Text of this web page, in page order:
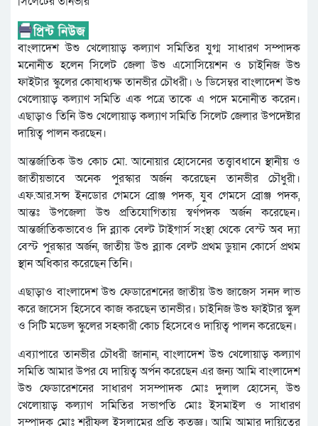
বাংলাদেশ উশু খেলোয়াড় কল্যাণ সমিতির যুগ্ম সাধারণ সম্পাদক
মনোনীত হলেন সিলেট জেলা উশু এসোসিয়েশন ও চাইনিজ উশু
ফাইটার স্কুলের কোষাধ্যক্ষ তানভীর চৌধরী। ৬ ডিসেম্বর বাংলাদেশ উশু
খেলোয়াড় কল্যাণ সমিতি এক পত্রে তাকে এ পদে মনোনীত করেন।
এছাড়াও তিনি উশু খেলোয়াড় কল্যাণ সমিতি সিলেট জেলার উপদেষ্টার
দায়িত্ব পালন করছেন।
আন্তর্জাতিক উশু কোচ মো. আনোয়ার হোসেনের তত্ত্বাবধানে স্থানীয় ও
জাতীয়ভাবে অনেক পুরস্কার অর্জন করেছেন তানভীর চৌধুরী।
এফ.আর.সন্স ইনডোর গেমসে ব্রোঞ্জ পদক, যুব গেমসে ব্রোঞ্জ পদক,
আন্তঃ উপজেলা উশু প্রতিযোগিতায় স্বর্ণপদক অর্জন করেছেন।
আন্তর্জাতিকভাবেও দি ব্ল্যাক বেল্ট টাইগার্স সংস্থা থেকে বেস্ট অব দ্যা
বেস্ট পুরস্কার অর্জন, জাতীয় উশু ব্ল্যাক বেল্ট প্রথম ডুয়ান কোর্সে প্রথম
স্থান অধিকার করেছেন তিনি।
এছাড়াও বাংলাদেশ উশু ফেডারেশনের জাতীয় উশু জাজেস সনদ লাভ
করে জাসেস হিসেবে কাজ করছেন তানভীর। চাইনিজ উশু ফাইটার স্কুল
ও সিটি মডেল স্কুলের সহকারী কোচ হিসেবেও দায়িত্ব পালন করেছেন।
এব্যাপারে তানভীর চৌধরী জানান, বাংলাদেশ উশু খেলোয়াড় কল্যাণ
সমিতি আমার উপর যে দায়িত্ব অর্পন করেছেন এর জন্য আমি বাংলাদেশ
উশু ফেডারেশনের সাধারণ সসম্পাদক মোঃ দুলাল হোসেন, উশু
খেলোয়াড় কল্যাণ সমিতির সভাপতি মোঃ ইসমাইল ও সাধারণ
সম্পাদক মোঃ শরীফুল ইসলামের প্রতি কৃতজ্ঞ। আমি আমার দায়িত্বের